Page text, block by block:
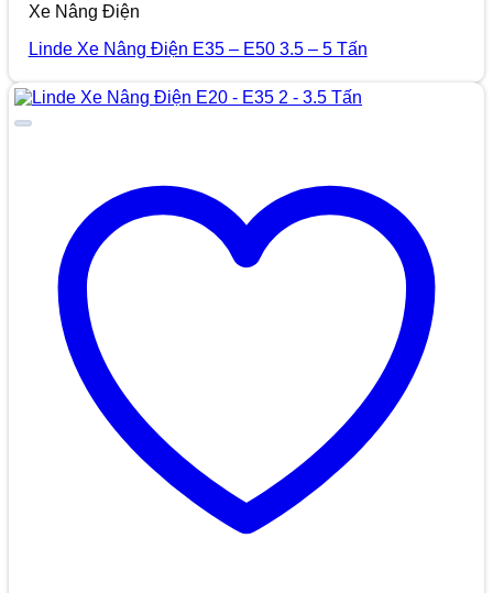
Xe Nâng Điện
Linde Xe Nâng Điện E35 – E50 3.5 – 5 Tấn